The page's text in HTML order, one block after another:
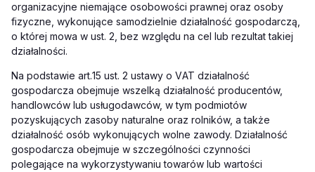
organizacyjne niemające osobowości prawnej oraz osoby
fizyczne, wykonujące samodzielnie działalność gospodarczą,
o której mowa w ust. 2, bez względu na cel lub rezultat takiej
działalności.
Na podstawie art.15 ust. 2 ustawy o VAT działalność
gospodarcza obejmuje wszelką działalność producentów,
handlowców lub usługodawców, w tym podmiotów
pozyskujących zasoby naturalne oraz rolników, a także
działalność osób wykonujących wolne zawody. Działalność
gospodarcza obejmuje w szczególności czynności
polegające na wykorzystywaniu towarów lub wartości